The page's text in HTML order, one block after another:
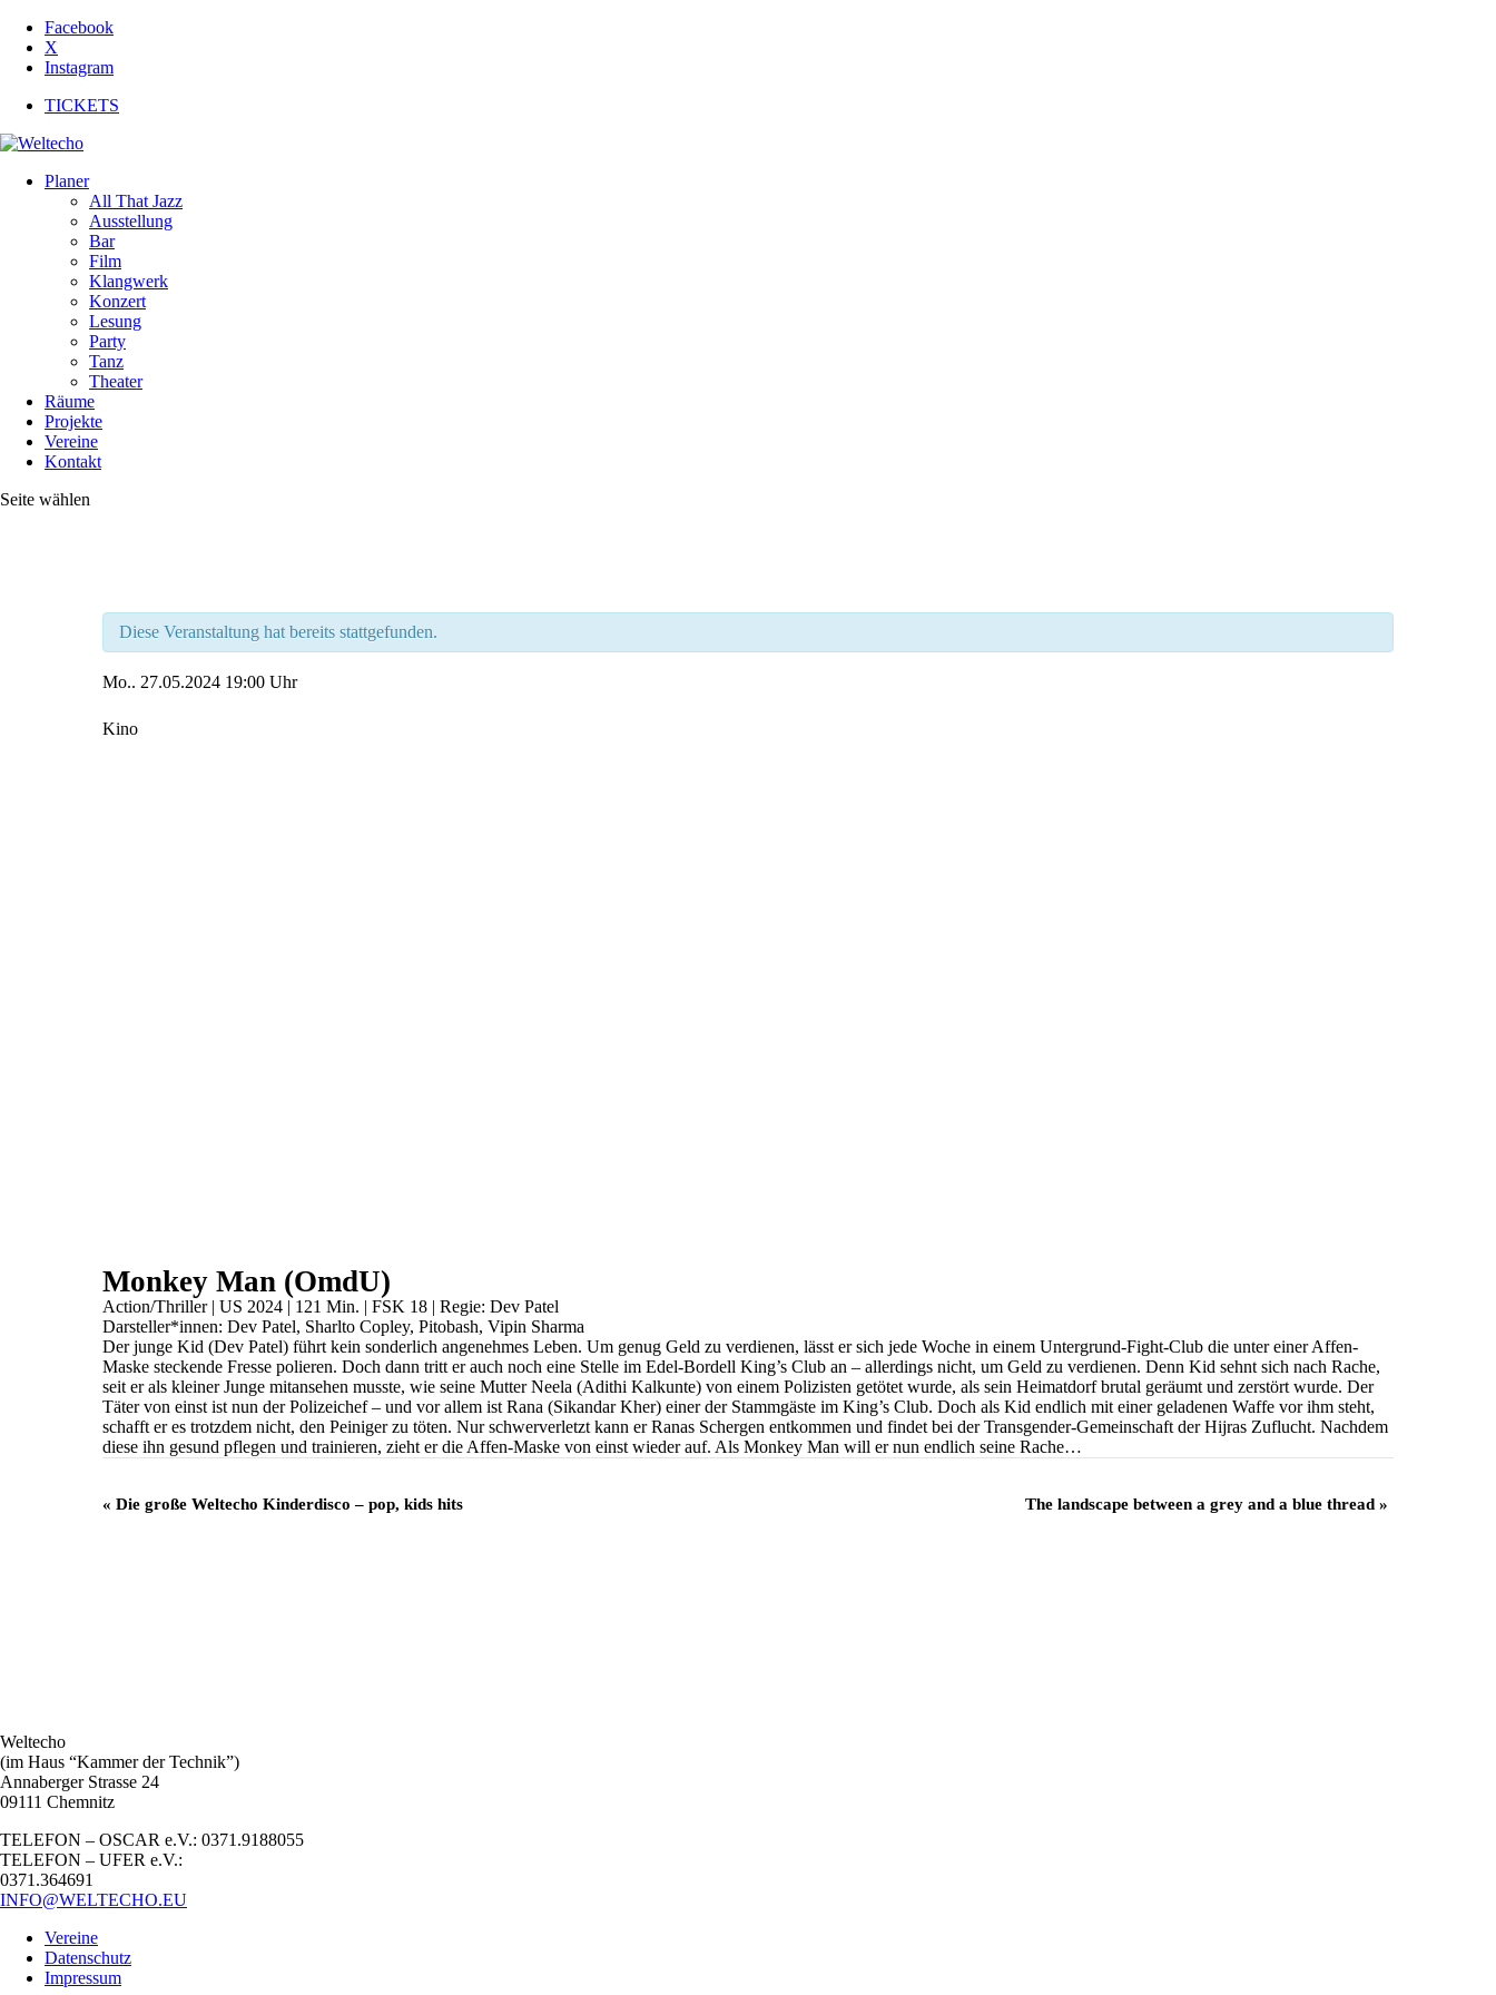
Facebook
X
Instagram
TICKETS
Planer
All That Jazz
Ausstellung
Bar
Film
Klangwerk
Konzert
Lesung
Party
Tanz
Theater
Räume
Projekte
Vereine
Kontakt
Seite wählen
Diese Veranstaltung hat bereits stattgefunden.
Mo.. 27.05.2024 19:00 Uhr
Kino
Monkey Man (OmdU)
Action/Thriller | US 2024 | 121 Min. | FSK 18 | Regie: Dev Patel
Darsteller*innen: Dev Patel, Sharlto Copley, Pitobash, Vipin Sharma
Der junge Kid (Dev Patel) führt kein sonderlich angenehmes Leben. Um genug Geld zu verdienen, lässt er sich jede Woche in einem Untergrund-Fight-Club die unter einer Affen-
Maske steckende Fresse polieren. Doch dann tritt er auch noch eine Stelle im Edel-Bordell King’s Club an – allerdings nicht, um Geld zu verdienen. Denn Kid sehnt sich nach Rache,
seit er als kleiner Junge mitansehen musste, wie seine Mutter Neela (Adithi Kalkunte) von einem Polizisten getötet wurde, als sein Heimatdorf brutal geräumt und zerstört wurde. Der
Täter von einst ist nun der Polizeichef – und vor allem ist Rana (Sikandar Kher) einer der Stammgäste im King’s Club. Doch als Kid endlich mit einer geladenen Waffe vor ihm steht,
schafft er es trotzdem nicht, den Peiniger zu töten. Nur schwerverletzt kann er Ranas Schergen entkommen und findet bei der Transgender-Gemeinschaft der Hijras Zuflucht. Nachdem
diese ihn gesund pflegen und trainieren, zieht er die Affen-Maske von einst wieder auf. Als Monkey Man will er nun endlich seine Rache…
Veranstaltung
« Die große Weltecho Kinderdisco – pop, kids hits The landscape between a grey and a blue thread »
Weltecho
(im Haus “Kammer der Technik”)
Annaberger Strasse 24
09111 Chemnitz
TELEFON – OSCAR e.V.: 0371.9188055
TELEFON – UFER e.V.:
0371.364691
INFO@WELTECHO.EU
Vereine
Datenschutz
Impressum